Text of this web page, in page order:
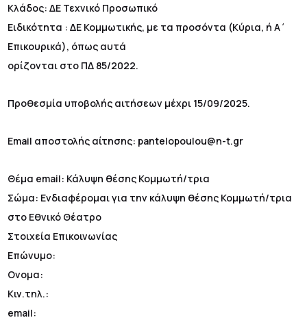
Κλάδος: ΔΕ Τεχνικό Προσωπικό
Ειδικότητα : ΔΕ Κομμωτικής, με τα προσόντα (Κύρια, ή Α΄
Επικουρικά), όπως αυτά
ορίζονται στο ΠΔ 85/2022.
Προθεσμία υποβολής αιτήσεων μέχρι 15/09/2025.
Email αποστολής αίτησης: pantelopoulou@n-t.gr
Θέμα email: Κάλυψη θέσης Κομμωτή/τρια
Σώμα: Ενδιαφέρομαι για την κάλυψη θέσης Κομμωτή/τρια
στο Εθνικό Θέατρο
Στοιχεία Επικοινωνίας
Επώνυμο:
Ονομα:
Κιν.τηλ.:
email: